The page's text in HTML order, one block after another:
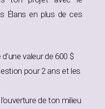
Élans en plus de ces
valeur de 600 $
pour 2 ans et les
de ton milieu